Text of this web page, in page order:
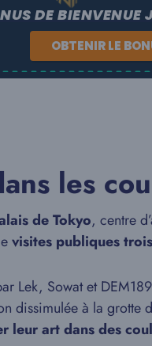
DE BIENVENUE
OBTENIR LE
les
de Tokyo, centre
visites publiques
Lek, Sowat et
dissimulée à la grotte
leur art dans des